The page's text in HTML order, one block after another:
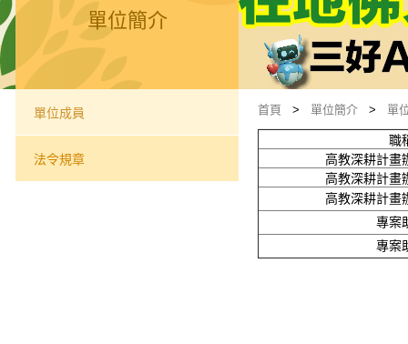
單位簡介
單位成員
法令規章
首頁 > 單位簡介 > 單
職
高教深耕計畫
高教深耕計畫
高教深耕計畫
專案
專案